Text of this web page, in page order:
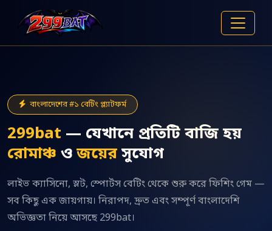
বাংলাদেশের #১ বেটিং প্ল্যাটফর্ম
299bat — যেখানে প্রতিটি বাজি হয়
রোমাঞ্চ ও জয়ের সুযোগ
লাইভ ক্যাসিনো, স্লট, স্পোর্টস বেটিং থেকে শুরু করে ফিশিং গেম —
সব কিছু এক জায়গায়। নিরাপদ, দ্রুত এবং সম্পূর্ণ বাংলাদেশি
অভিজ্ঞতা নিয়ে আসছে 299bat।